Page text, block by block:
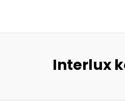
Interlux